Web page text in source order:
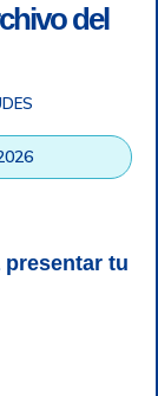
los derechos
del
tu